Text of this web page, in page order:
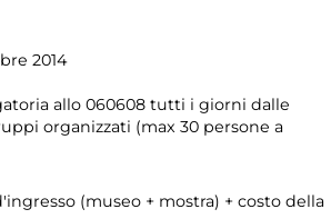
2014
allo 060608 tutti i giorni dalle
organizzati (max 30 persone a
(museo + mostra) + costo della